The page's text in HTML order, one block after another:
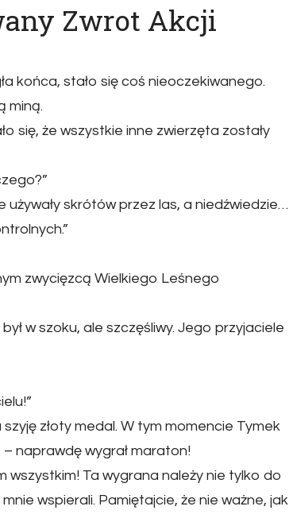
Zwrot Akcji
końca, stało się coś nieoczekiwanego.
miną.
się, że wszystkie inne zwierzęta zostały
używały skrótów przez las, a niedźwiedzie…
zwycięzcą Wielkiego Leśnego
w szoku, ale szczęśliwy. Jego przyjaciele
złoty medal. W tym momencie Tymek
– naprawdę wygrał maraton!
wszystkim! Ta wygrana należy nie tylko do
wspierali. Pamiętajcie, że nie ważne, jak